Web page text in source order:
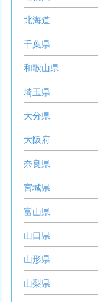
北海道
千葉県
和歌山県
埼玉県
大分県
大阪府
奈良県
宮城県
富山県
山口県
山形県
山梨県